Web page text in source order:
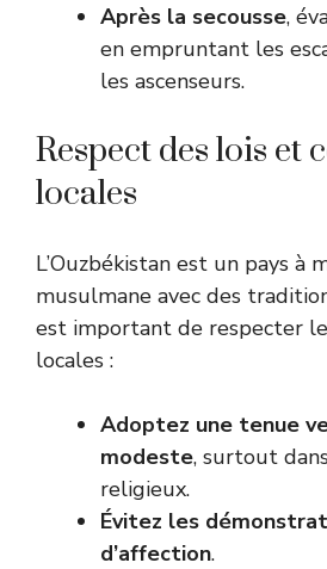
Après la secousse,
en empruntant les
les ascenseurs.
Respect des lois et
locales
L’Ouzbékistan est un pays à
musulmane avec des
est important de respecter
locales :
Adoptez une tenue
modeste, surtout
religieux.
Évitez les
d’affection.